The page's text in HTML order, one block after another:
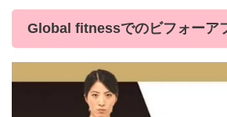
Global fitnessでのビフォーア